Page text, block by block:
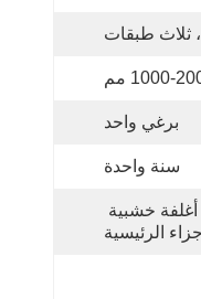
ثلاث طبقات
2000 مم
برغي واحد
سنة واحدة
الرئيسية